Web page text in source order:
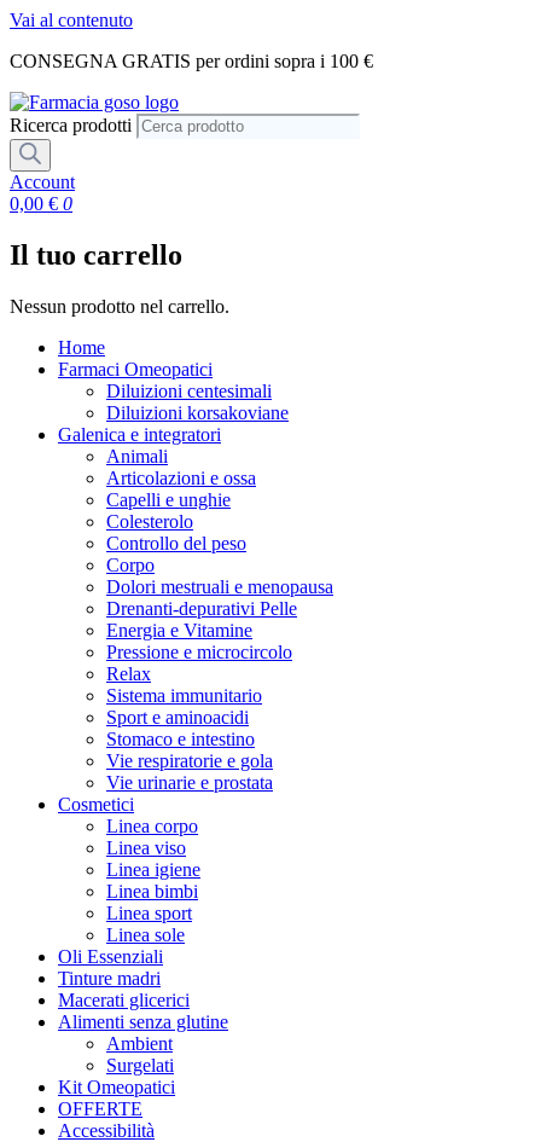
Vai al contenuto
CONSEGNA GRATIS per ordini sopra i 100 €
Ricerca prodotti
Account
0,00 € 0
Il tuo carrello
Nessun prodotto nel carrello.
Home
Farmaci Omeopatici
Diluizioni centesimali
Diluizioni korsakoviane
Galenica e integratori
Animali
Articolazioni e ossa
Capelli e unghie
Colesterolo
Controllo del peso
Corpo
Dolori mestruali e menopausa
Drenanti-depurativi Pelle
Energia e Vitamine
Pressione e microcircolo
Relax
Sistema immunitario
Sport e aminoacidi
Stomaco e intestino
Vie respiratorie e gola
Vie urinarie e prostata
Cosmetici
Linea corpo
Linea viso
Linea igiene
Linea bimbi
Linea sport
Linea sole
Oli Essenziali
Tinture madri
Macerati glicerici
Alimenti senza glutine
Ambient
Surgelati
Kit Omeopatici
OFFERTE
Accessibilità